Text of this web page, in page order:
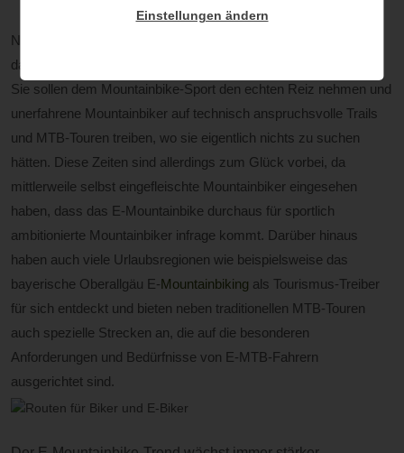
Noch vor einigen Jahren haben leidenschaftliche MTB-Fahrer
das Wort E-Mountainbike nicht gerne in den Mund genommen.
Sie sollen dem Mountainbike-Sport den echten Reiz nehmen und
unerfahrene Mountainbiker auf technisch anspruchsvolle Trails
und MTB-Touren treiben, wo sie eigentlich nichts zu suchen
hätten. Diese Zeiten sind allerdings zum Glück vorbei, da
mittlerweile selbst eingefleischte Mountainbiker eingesehen
haben, dass das E-Mountainbike durchaus für sportlich
ambitionierte Mountainbiker infrage kommt. Darüber hinaus
haben auch viele Urlaubsregionen wie beispielsweise das
bayerische Oberallgäu E-Mountainbiking als Tourismus-Treiber
für sich entdeckt und bieten neben traditionellen MTB-Touren
auch spezielle Strecken an, die auf die besonderen
Anforderungen und Bedürfnisse von E-MTB-Fahrern
ausgerichtet sind.
Einstellungen ändern